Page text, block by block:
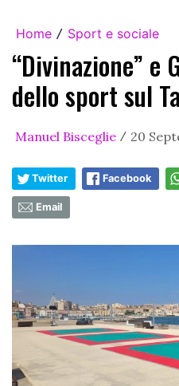
Home / Sport e sociale
“Divinazione” e
dello sport sul
Manuel Bisceglie / 20
Twitter Facebook
Email